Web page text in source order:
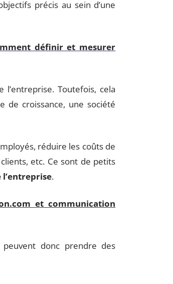
précis au sein d’une
définir et mesurer
Toutefois, cela
de croissance, une société
réduire les coûts de
etc. Ce sont de petits
.
et communication
peuvent donc prendre des